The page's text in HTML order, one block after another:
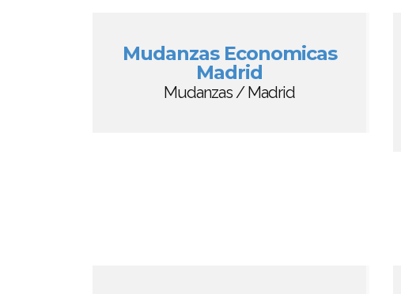
Mudanzas Economicas
Madrid
Mudanzas / Madrid